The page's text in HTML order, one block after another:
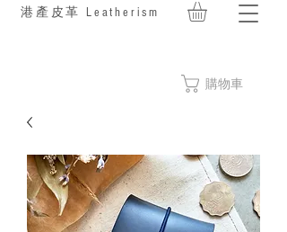
​港產皮革 Leatherism
購物車